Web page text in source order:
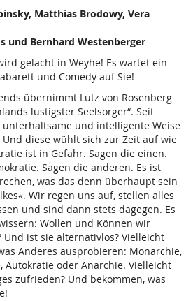
Matthias Brodowy, Vera
und Bernhard Westenberger
gelacht in Weyhe! Es wartet ein
und Comedy auf Sie!
übernimmt Lutz von Rosenberg
lustigster Seelsorger“. Seit
unterhaltsame und intelligente Weise
diese wühlt sich zur Zeit auf wie
ist in Gefahr. Sagen die einen.
Sagen die anderen. Es ist
was das denn überhaupt sein
Wir regen uns auf, stellen alles
und sind dann stets dagegen. Es
Wollen und Können wir
ist sie alternativlos? Vielleicht
Anderes ausprobieren: Monarchie,
Autokratie oder Anarchie. Vielleicht
zufrieden? Und bekommen, was